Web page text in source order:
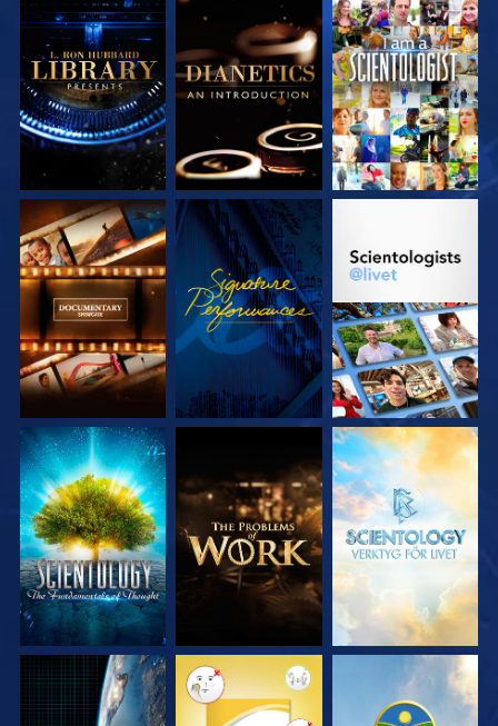
UTFORSKA
SERIEN
UTFORSKA
SERIEN
TITTA
UTFORSKA
SERIEN
TITTA
UTFORSKA
UTFORSKA
SERIEN
UTFORSKA
SERIEN
UTFORSKA
SERIEN